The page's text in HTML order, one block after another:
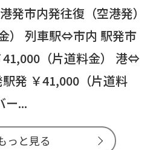
発市内発往復（空港発）
） 列車駅⇔市内 駅発市
41,000（片道料金） 港⇔
発 ￥41,000（片道料
ー...
っと見る